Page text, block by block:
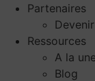
Partenaires
Ressources
A la
Blog